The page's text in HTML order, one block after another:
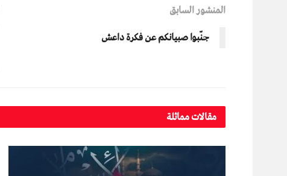
المنشور السابق
جنّبوا صبيانكم عن فكرة داعش
مقالات مماثلة